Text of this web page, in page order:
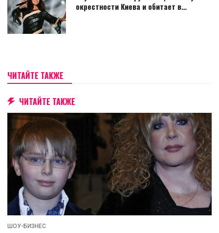
окрестности Киева и обитает в…
ЧИТАЙТЕ ТАКЖЕ
ЧИТАЙТЕ ТАКЖЕ
ШОУ-БИЗНЕС